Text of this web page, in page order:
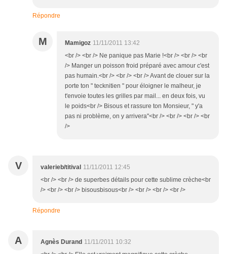
Répondre
M Mamigoz 11/11/2011 13:42
<br /> <br /> Ne panique pas Marie !<br /> <br /> <br
/> Manger un poisson froid préparé avec amour c'est
pas humain.<br /> <br /> <br /> Avant de clouer sur la
porte ton " tecknitien " pour éloigner le malheur, je
t'envoie toutes les grilles par mail... en deux fois, vu
le poids<br /> Bisous et rassure ton Monsieur, " y'a
pas ni problème, on y arrivera"<br /> <br /> <br /> <br
/>
V valerieb/titival 11/11/2011 12:45
<br /> <br /> de superbes détails pour cette sublime crèche<br
/> <br /> <br /> bisousbisous<br /> <br /> <br /> <br />
Répondre
A Agnès Durand 11/11/2011 10:32